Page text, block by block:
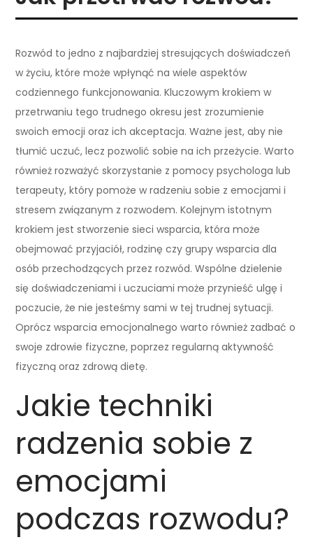
Rozwód to jedno z najbardziej stresujących doświadczeń
w życiu, które może wpłynąć na wiele aspektów
codziennego funkcjonowania. Kluczowym krokiem w
przetrwaniu tego trudnego okresu jest zrozumienie
swoich emocji oraz ich akceptacja. Ważne jest, aby nie
tłumić uczuć, lecz pozwolić sobie na ich przeżycie. Warto
również rozważyć skorzystanie z pomocy psychologa lub
terapeuty, który pomoże w radzeniu sobie z emocjami i
stresem związanym z rozwodem. Kolejnym istotnym
krokiem jest stworzenie sieci wsparcia, która może
obejmować przyjaciół, rodzinę czy grupy wsparcia dla
osób przechodzących przez rozwód. Wspólne dzielenie
się doświadczeniami i uczuciami może przynieść ulgę i
poczucie, że nie jesteśmy sami w tej trudnej sytuacji.
Oprócz wsparcia emocjonalnego warto również zadbać o
swoje zdrowie fizyczne, poprzez regularną aktywność
fizyczną oraz zdrową dietę.
Jakie techniki
radzenia sobie z
emocjami
podczas rozwodu?